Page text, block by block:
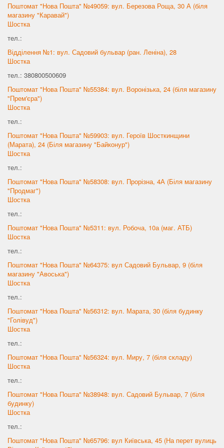
Поштомат "Нова Пошта" №49059: вул. Березова Роща, 30 А (біля
магазину "Каравай")
Шостка
тел.:
Відділення №1: вул. Садовий бульвар (ран. Леніна), 28
Шостка
тел.: 380800500609
Поштомат "Нова Пошта" №55384: вул. Воронізька, 24 (біля магазину
"Прем'єра")
Шостка
тел.:
Поштомат "Нова Пошта" №59903: вул. Героїв Шосткинщини
(Марата), 24 (Біля магазину "Байконур")
Шостка
тел.:
Поштомат "Нова Пошта" №58308: вул. Прорізна, 4А (Біля магазину
"Продмаг")
Шостка
тел.:
Поштомат "Нова Пошта" №5311: вул. Робоча, 10а (маг. АТБ)
Шостка
тел.:
Поштомат "Нова Пошта" №64375: вул Садовий Бульвар, 9 (біля
магазину "Авоська")
Шостка
тел.:
Поштомат "Нова Пошта" №56312: вул. Марата, 30 (біля будинку
"Голівуд")
Шостка
тел.:
Поштомат "Нова Пошта" №56324: вул. Миру, 7 (біля складу)
Шостка
тел.:
Поштомат "Нова Пошта" №38948: вул. Садовий Бульвар, 7 (біля
будинку)
Шостка
тел.:
Поштомат "Нова Пошта" №65796: вул Київська, 45 (На перет вулиць